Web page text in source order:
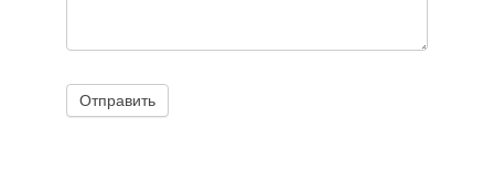
Отправить